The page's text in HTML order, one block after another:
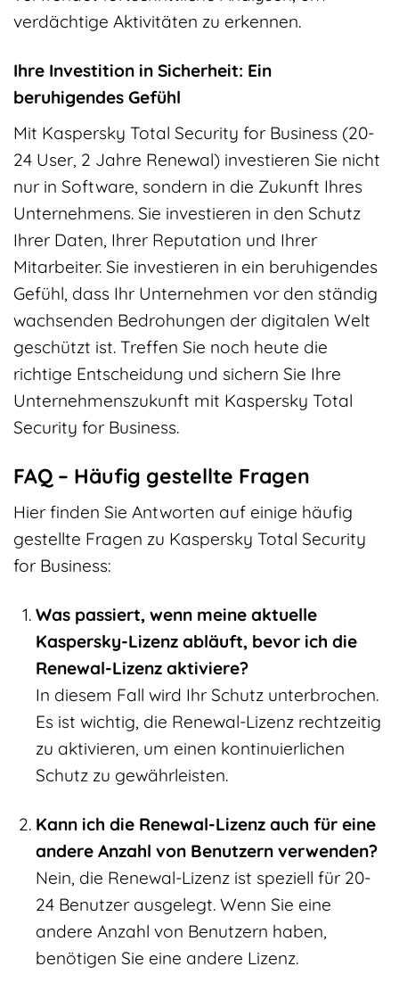
verdächtige Aktivitäten zu erkennen.
Ihre Investition in Sicherheit: Ein
beruhigendes Gefühl
Mit Kaspersky Total Security for Business (20-
24 User, 2 Jahre Renewal) investieren Sie nicht
nur in Software, sondern in die Zukunft Ihres
Unternehmens. Sie investieren in den Schutz
Ihrer Daten, Ihrer Reputation und Ihrer
Mitarbeiter. Sie investieren in ein beruhigendes
Gefühl, dass Ihr Unternehmen vor den ständig
wachsenden Bedrohungen der digitalen Welt
geschützt ist. Treffen Sie noch heute die
richtige Entscheidung und sichern Sie Ihre
Unternehmenszukunft mit Kaspersky Total
Security for Business.
FAQ – Häufig gestellte Fragen
Hier finden Sie Antworten auf einige häufig
gestellte Fragen zu Kaspersky Total Security
for Business:
Was passiert, wenn meine aktuelle
Kaspersky-Lizenz abläuft, bevor ich die
Renewal-Lizenz aktiviere?
In diesem Fall wird Ihr Schutz unterbrochen.
Es ist wichtig, die Renewal-Lizenz rechtzeitig
zu aktivieren, um einen kontinuierlichen
Schutz zu gewährleisten.
Kann ich die Renewal-Lizenz auch für eine
andere Anzahl von Benutzern verwenden?
Nein, die Renewal-Lizenz ist speziell für 20-
24 Benutzer ausgelegt. Wenn Sie eine
andere Anzahl von Benutzern haben,
benötigen Sie eine andere Lizenz.